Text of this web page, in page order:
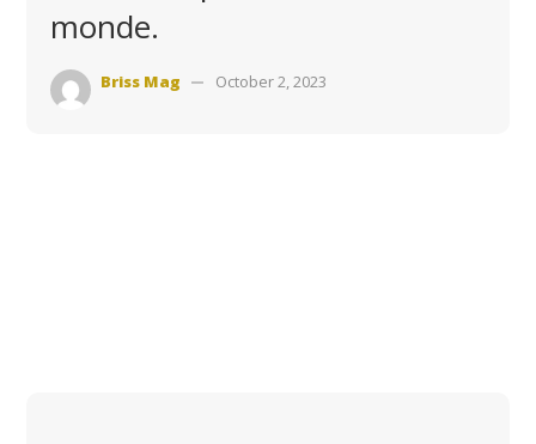
monde.
Briss Mag October 2, 2023